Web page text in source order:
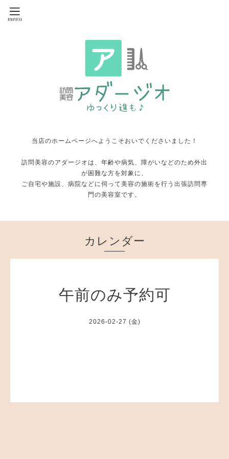
当店のホームページへようこそおいでくださいました！
訪問美容のアダージオは、年齢や病気、障がいなどのため外出
が困難な方を対象に、
ご自宅や施設、病院などに伺って美容の施術を行う出張訪問専
門の美容室です。
カレンダー
午前のみ予約可
2026-02-27 (金)